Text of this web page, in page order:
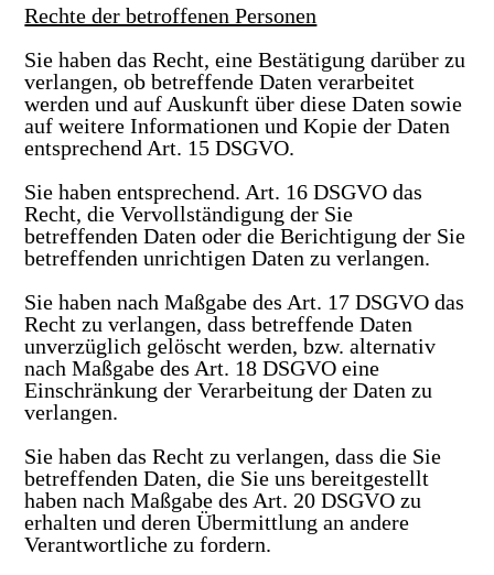
Rechte der betroffenen Personen
Sie haben das Recht, eine Bestätigung darüber zu
verlangen, ob betreffende Daten verarbeitet
werden und auf Auskunft über diese Daten sowie
auf weitere Informationen und Kopie der Daten
entsprechend Art. 15 DSGVO.
Sie haben entsprechend. Art. 16 DSGVO das
Recht, die Vervollständigung der Sie
betreffenden Daten oder die Berichtigung der Sie
betreffenden unrichtigen Daten zu verlangen.
Sie haben nach Maßgabe des Art. 17 DSGVO das
Recht zu verlangen, dass betreffende Daten
unverzüglich gelöscht werden, bzw. alternativ
nach Maßgabe des Art. 18 DSGVO eine
Einschränkung der Verarbeitung der Daten zu
verlangen.
Sie haben das Recht zu verlangen, dass die Sie
betreffenden Daten, die Sie uns bereitgestellt
haben nach Maßgabe des Art. 20 DSGVO zu
erhalten und deren Übermittlung an andere
Verantwortliche zu fordern.